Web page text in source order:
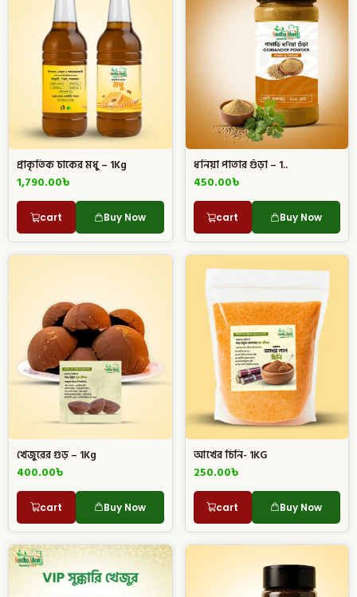
প্রাকৃতিক চাকের মধু – 1Kg
1,790.00৳
cart Buy Now
ধনিয়া পাতার গুঁড়া – 1..
450.00৳
cart Buy Now
খেজুরের গুড় – 1Kg
400.00৳
cart Buy Now
আখের চিনি- 1KG
250.00৳
cart Buy Now